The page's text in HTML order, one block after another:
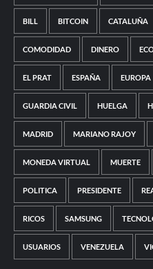
BILL BITCOIN CATALUÑA
COMODIDAD DINERO
EL PRAT ESPAÑA EUROPA
GUARDIA CIVIL HUELGA
MADRID MARIANO RAJOY
MONEDA VIRTUAL MUERTE
POLITICA PRESIDENTE
RICOS SAMSUNG
USUARIOS VENEZUELA